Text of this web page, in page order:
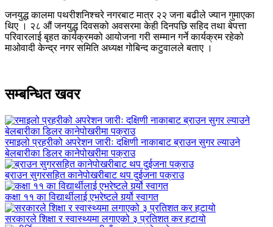
जनयुद्ध कालमा पथरीशनिश्चरे नगरबाट मात्र २२ जना बढीले ज्यान गुमाएका
थिए । २८ औं जनयुद्ध दिवसको अवसरमा केही दिनपछि सहिद तथा बेपत्ता
परिवारलाई बृहत कार्यक्रमको आयोजना गरी सम्मान गर्ने कार्यक्रम रहेको
माओवादी केन्द्र नगर समिति अध्यक्ष गोबिन्द कटुवालले बताए ।
सम्बन्धित खवर
रमाइलो प्रहरीको अपरेशन जारीः दक्षिणी नाकाबाट ब्राउन सुगर ल्याउने
बेलबारीका डिलर कानेपोखरीमा पक्राउ
ब्राउन सुगरसहित कानेपोखरीबाट थप दुईजना पक्राउ
कक्षा ११ का विद्यार्थीलाई एभरेष्टले गर्र्यो स्वागत
सरकारले शिक्षा र स्वास्थ्यमा लगाएको ३ प्रतिशत कर हटायो